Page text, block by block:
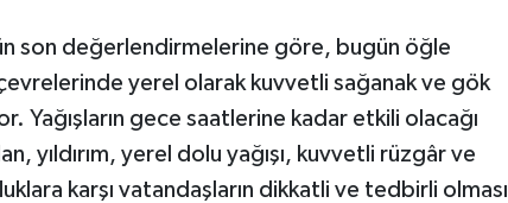
son değerlendirmelerine göre, bugün öğle
yerel olarak kuvvetli sağanak ve gök
Yağışların gece saatlerine kadar etkili olacağı
yıldırım, yerel dolu yağışı, kuvvetli rüzgâr ve
karşı vatandaşların dikkatli ve tedbirli olması